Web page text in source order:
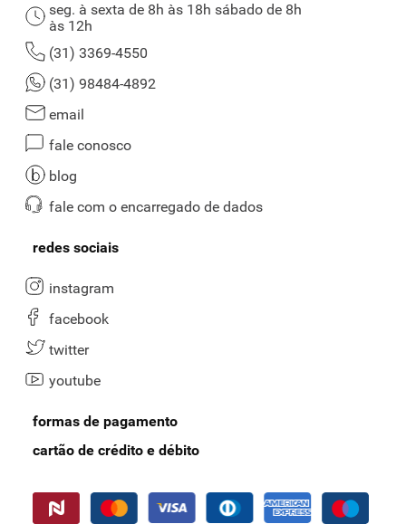
seg. à sexta de 8h às 18h sábado de 8h
às 12h
(31) 3369-4550
(31) 98484-4892
email
fale conosco
blog
fale com o encarregado de dados
redes sociais
instagram
facebook
twitter
youtube
formas de pagamento
cartão de crédito e débito